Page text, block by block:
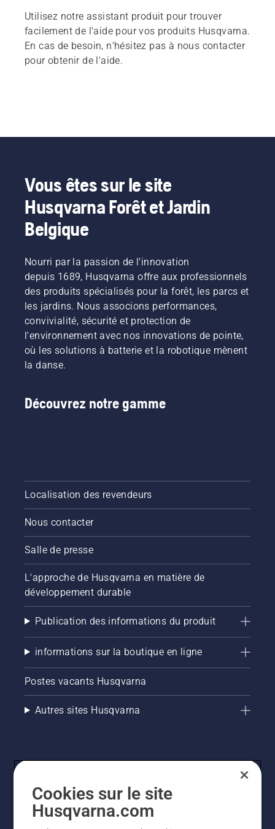
Utilisez notre assistant produit pour trouver
facilement de l'aide pour vos produits Husqvarna.
En cas de besoin, n'hésitez pas à nous contacter
pour obtenir de l'aide.
Vous êtes sur le site
Husqvarna Forêt et Jardin
Belgique
Nourri par la passion de l'innovation
depuis 1689, Husqvarna offre aux professionnels
des produits spécialisés pour la forêt, les parcs et
les jardins. Nous associons performances,
convivialité, sécurité et protection de
l'environnement avec nos innovations de pointe,
où les solutions à batterie et la robotique mènent
la danse.
Découvrez notre gamme
Localisation des revendeurs
Nous contacter
Salle de presse
L'approche de Husqvarna en matière de
développement durable
Publication des informations du produit
informations sur la boutique en ligne
Postes vacants Husqvarna
Autres sites Husqvarna
Cookies sur le site
Husqvarna.com